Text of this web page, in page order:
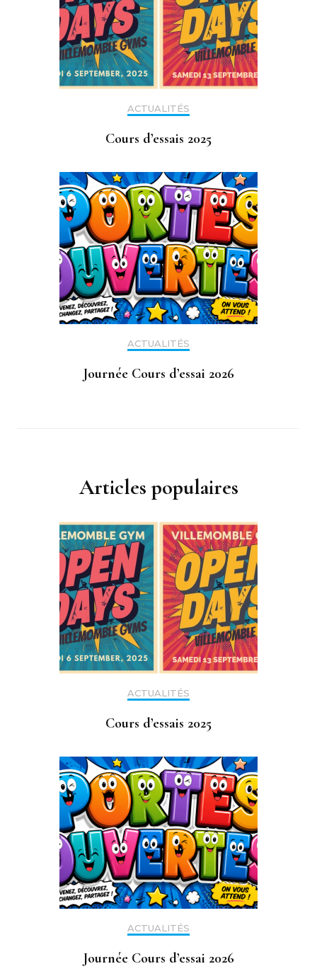
ACTUALITÉS
Cours d’essais 2025
ACTUALITÉS
Journée Cours d’essai 2026
Articles populaires
ACTUALITÉS
Cours d’essais 2025
ACTUALITÉS
Journée Cours d’essai 2026